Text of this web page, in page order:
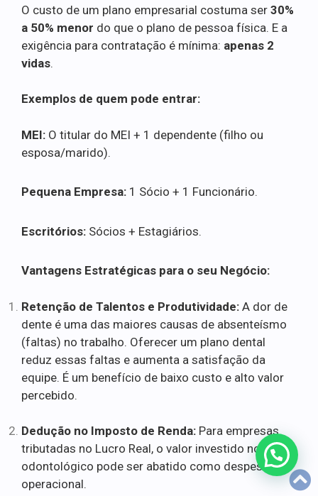
O custo de um plano empresarial costuma ser 30%
a 50% menor do que o plano de pessoa física. E a
exigência para contratação é mínima: apenas 2
vidas.
Exemplos de quem pode entrar:
MEI: O titular do MEI + 1 dependente (filho ou
esposa/marido).
Pequena Empresa: 1 Sócio + 1 Funcionário.
Escritórios: Sócios + Estagiários.
Vantagens Estratégicas para o seu Negócio:
Retenção de Talentos e Produtividade: A dor de
dente é uma das maiores causas de absenteísmo
(faltas) no trabalho. Oferecer um plano dental
reduz essas faltas e aumenta a satisfação da
equipe. É um benefício de baixo custo e alto valor
percebido.
Dedução no Imposto de Renda: Para empresas
tributadas no Lucro Real, o valor investido no plano
odontológico pode ser abatido como despesa
operacional.